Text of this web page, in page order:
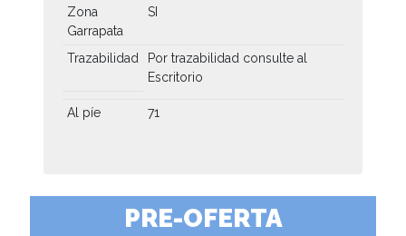
Zona
Garrapata
SI
Trazabilidad
Por trazabilidad consulte al
Escritorio
Al píe 71
PRE-OFERTA